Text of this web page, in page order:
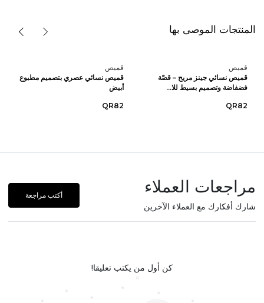
المنتجات الموصى بها
قميص
قميص نسائي جينز مريح – قصّة
فضفاضة وتصميم بسيط للا...
QR82
قميص
قميص نسائي عصري بتصميم مطبوع
أبيض
QR82
مراجعات العملاء
شارك أفكارك مع العملاء الآخرين
أكتب مراجعة
كن أول من يكتب تعليقا!